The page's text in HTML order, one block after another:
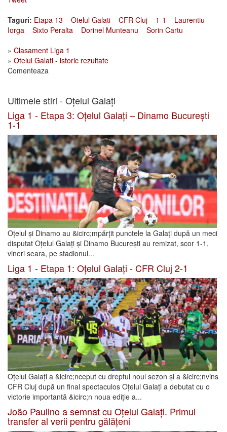
Taguri: Etapa 13 Otelul Galati CFR Cluj 1-1
Laurentiu
Iorga
Sixto Peralta Dorinel Munteanu
Sorin Cartu
» Clasament Liga 1
» Otelul Galati - istoric rezultate
Comenteaza
Ultimele stiri - Oțelul Galați
Liga 1 - Etapa 3: Oțelul Galați – Dinamo București
1-1
Oțelul și Dinamo au &icirc;mpărțit punctele la Galați după un meci
disputat Oțelul Galați și Dinamo București au remizat, scor 1-1,
vineri seara, pe stadionul...
Liga 1 - Etapa 1: Oțelul Galați - CFR Cluj 2-1
Oțelul Galați a &icirc;nceput cu dreptul noul sezon și a &icirc;nvins
CFR Cluj după un final spectaculos Oțelul Galați a debutat cu o
victorie importantă &icirc;n noua ediție a...
João Paulino a semnat cu Oțelul Galați. Primul
transfer al verii pentru gălățeni